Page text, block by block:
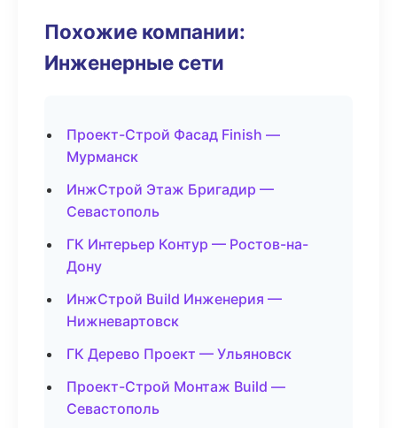
Похожие компании:
Инженерные сети
Проект-Строй Фасад Finish —
Мурманск
ИнжСтрой Этаж Бригадир —
Севастополь
ГК Интерьер Контур — Ростов-на-
Дону
ИнжСтрой Build Инженерия —
Нижневартовск
ГК Дерево Проект — Ульяновск
Проект-Строй Монтаж Build —
Севастополь